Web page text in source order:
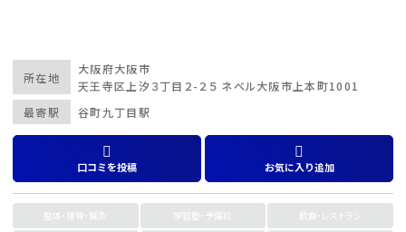
最寄駅 谷町九丁目駅
所在地
大阪府大阪市
天王寺区上汐３丁目２-２５ ネベル大阪市上本町1001
口コミを投稿 お気に入り追加
整体・接骨・鍼灸 学習塾・予備校
飲食・レストラン